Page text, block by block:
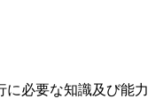
に必要な知識及び能力